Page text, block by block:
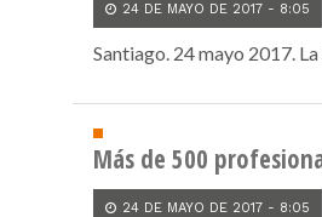
24 DE MAYO DE 2017 - 8:05
Santiago. 24 mayo 2017.
Más de 500
24 DE MAYO DE 2017 - 8:05